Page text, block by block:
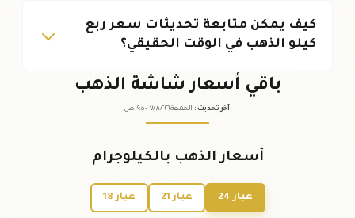
كيف يمكن متابعة تحديثات سعر ربع
كيلو الذهب في الوقت الحقيقي؟
باقي أسعار شاشة الذهب
آخر تحديث : الجمعة ٠٧ /٠٨/٢٠٢٦ - ٠٩:٠٥ ص
أسعار الذهب بالكيلوجرام
عيار 24 عيار 21 عيار 18